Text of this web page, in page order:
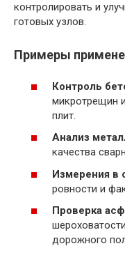
контролировать и
готовых узлов.
Примеры
Контроль
микротрещин
плит.
Анализ
качества
Измерения в
ровности и
Проверка
дорожного